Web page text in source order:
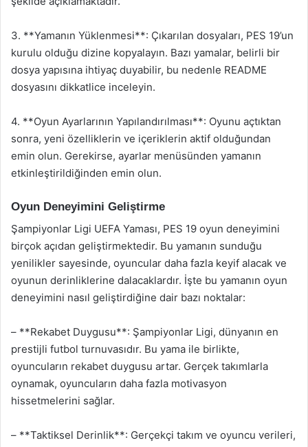
3. **Yamanın Yüklenmesi**: Çıkarılan dosyaları, PES 19’un
kurulu olduğu dizine kopyalayın. Bazı yamalar, belirli bir
dosya yapısına ihtiyaç duyabilir, bu nedenle README
dosyasını dikkatlice inceleyin.
4. **Oyun Ayarlarının Yapılandırılması**: Oyunu açtıktan
sonra, yeni özelliklerin ve içeriklerin aktif olduğundan
emin olun. Gerekirse, ayarlar menüsünden yamanın
etkinleştirildiğinden emin olun.
Oyun Deneyimini Geliştirme
Şampiyonlar Ligi UEFA Yaması, PES 19 oyun deneyimini
birçok açıdan geliştirmektedir. Bu yamanın sunduğu
yenilikler sayesinde, oyuncular daha fazla keyif alacak ve
oyunun derinliklerine dalacaklardır. İşte bu yamanın oyun
deneyimini nasıl geliştirdiğine dair bazı noktalar:
– **Rekabet Duygusu**: Şampiyonlar Ligi, dünyanın en
prestijli futbol turnuvasıdır. Bu yama ile birlikte,
oyuncuların rekabet duygusu artar. Gerçek takımlarla
oynamak, oyuncuların daha fazla motivasyon
hissetmelerini sağlar.
– **Taktiksel Derinlik**: Gerçekçi takım ve oyuncu verileri,